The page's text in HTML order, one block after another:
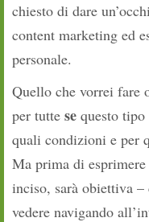
chiesto di dare
content marketing ed
personale.
Quello che vorrei fare
per tutte se questo
quali condizioni e per
Ma prima di
inciso, sarà obiettiva
vedere navigando